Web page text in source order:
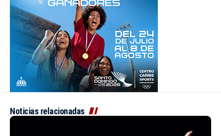
Noticias relacionadas